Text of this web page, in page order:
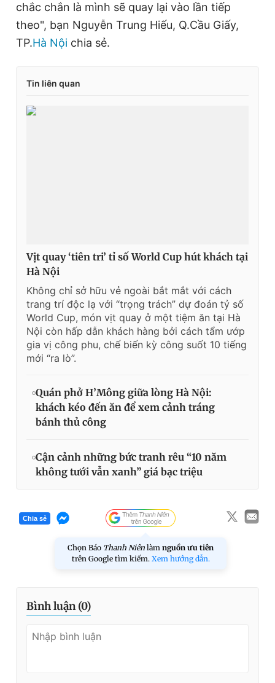
chắc chắn là mình sẽ quay lại vào lần tiếp
theo", bạn Nguyễn Trung Hiếu, Q.Cầu Giấy,
TP.Hà Nội chia sẻ.
Tin liên quan
Vịt quay ‘tiên tri’ tỉ số World Cup hút khách tại
Hà Nội
Không chỉ sở hữu vẻ ngoài bắt mắt với cách
trang trí độc lạ với “trọng trách” dự đoán tỷ số
World Cup, món vịt quay ở một tiệm ăn tại Hà
Nội còn hấp dẫn khách hàng bởi cách tẩm ướp
gia vị công phu, chế biến kỳ công suốt 10 tiếng
mới “ra lò”.
Quán phở H’Mông giữa lòng Hà Nội:
khách kéo đến ăn để xem cảnh tráng
bánh thủ công
Cận cảnh những bức tranh rêu “10 năm
không tưới vẫn xanh” giá bạc triệu
Chia sẻ
Chọn Báo Thanh Niên làm nguồn ưu tiên
trên Google tìm kiếm. Xem hướng dẫn.
Bình luận (0)